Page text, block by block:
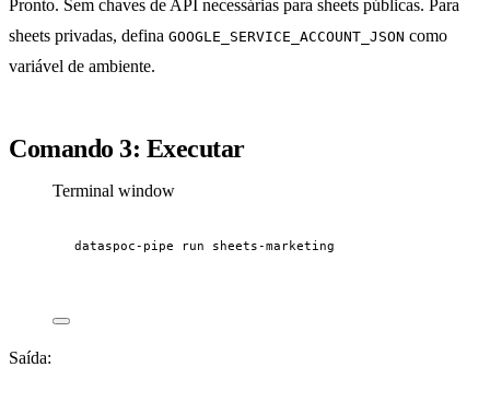
Pronto. Sem chaves de API necessárias para sheets públicas. Para
sheets privadas, defina GOOGLE_SERVICE_ACCOUNT_JSON como
variável de ambiente.
Comando 3: Executar
Terminal window
dataspoc-pipe run sheets-marketing
Saída: